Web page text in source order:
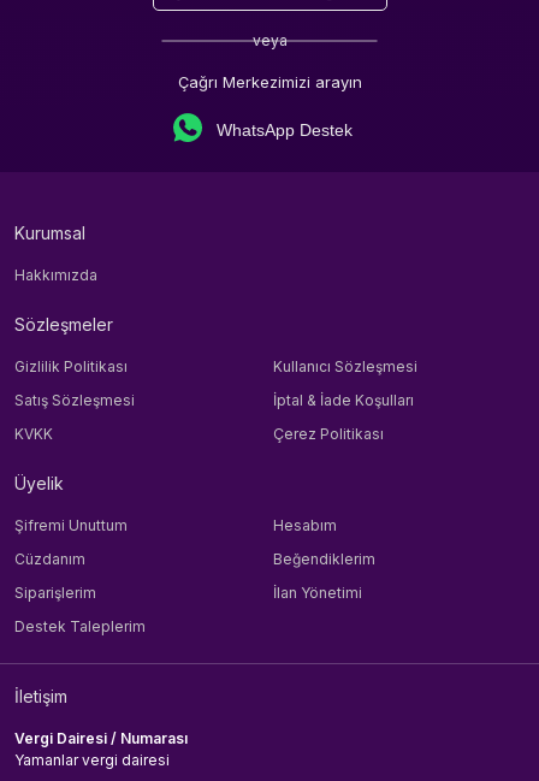
veya
Çağrı Merkezimizi arayın
WhatsApp Destek
Kurumsal
Hakkımızda
Sözleşmeler
Gizlilik Politikası
Kullanıcı Sözleşmesi
Satış Sözleşmesi
İptal & İade Koşulları
KVKK
Çerez Politikası
Üyelik
Şifremi Unuttum
Hesabım
Cüzdanım
Beğendiklerim
Siparişlerim
İlan Yönetimi
Destek Taleplerim
İletişim
Vergi Dairesi / Numarası
Yamanlar vergi dairesi